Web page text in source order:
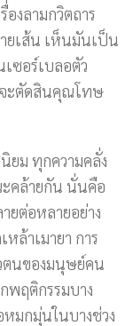
งลามกวิตถาร
ยเส้น เห็นมันเป็น
เซอร์เบลอตัว
จะตัดสินคุณโทษ
ยม ทุกความคลั่ง
คล้ายกัน นั่นคือ
ยต่อหลายอย่าง
หล้าเมายา การ
ตนของมนุษย์คน
พฤติกรรมบาง
มกมุ่นในบางช่วง